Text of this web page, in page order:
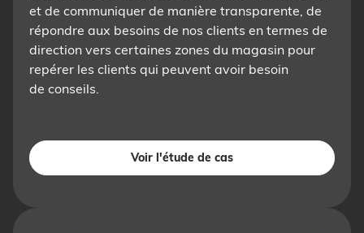
et de communiquer de manière transparente, de
répondre aux besoins de nos clients en termes de
direction vers certaines zones du magasin pour
repérer les clients qui peuvent avoir besoin
de conseils.
Voir l'étude de cas